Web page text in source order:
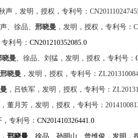
声，发明，授权， 专利号：
、徐品、 邢晓曼 ，发明，授权，专利号：
专利号： CN201210352085.0
晓曼 、徐品、刘猛，发明，授权，专利号：
邢晓曼 ，发明，授权，专利号：
，吕铁军，发明，授权，专利号：
，董月芳，发明，授权，专利号：
专利号： CN201410326441.0
邢晓曼 、徐品、孙明山、曾维俊，发明，